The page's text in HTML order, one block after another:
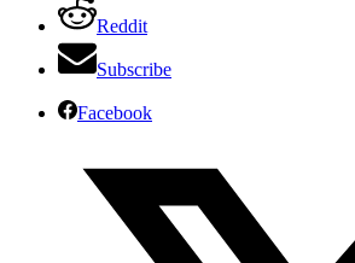
Reddit
Subscribe
Facebook